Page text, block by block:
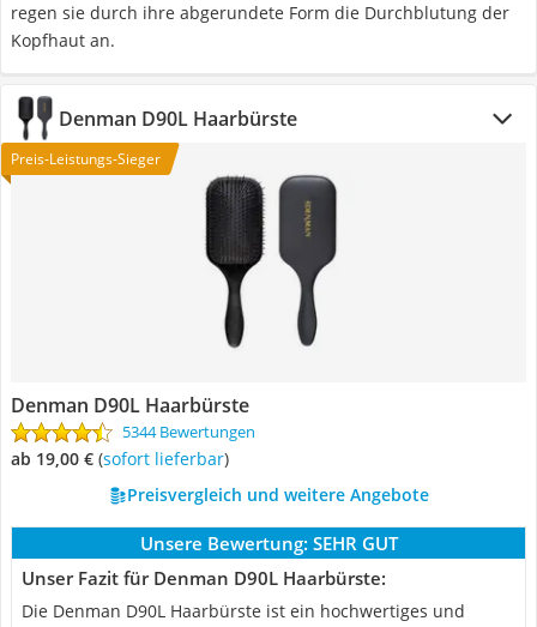
regen sie durch ihre abgerundete Form die Durchblutung der
Kopfhaut an.
Denman D90L Haarbürste
Preis-Leistungs-Sieger
Denman D90L Haarbürste
5344 Bewertungen
ab 19,00 € ( Sofort lieferbar)
Preisvergleich und weitere Angebote
Unsere Bewertung: SEHR GUT
Unser Fazit für Denman D90L Haarbürste:
Die Denman D90L Haarbürste ist ein hochwertiges und